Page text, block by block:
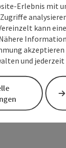
Erlebnis mit
kann
akzeptieren
und